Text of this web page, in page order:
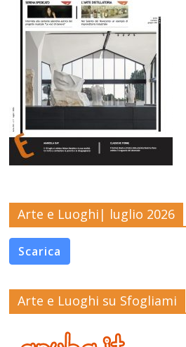
Arte e Luoghi| luglio 2026
Scarica
Arte e Luoghi su Sfogliami